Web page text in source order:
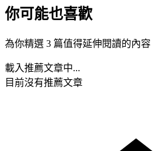
你可能也喜歡
為你精選 3 篇值得延伸閱讀的內容
載入推薦文章中...
目前沒有推薦文章